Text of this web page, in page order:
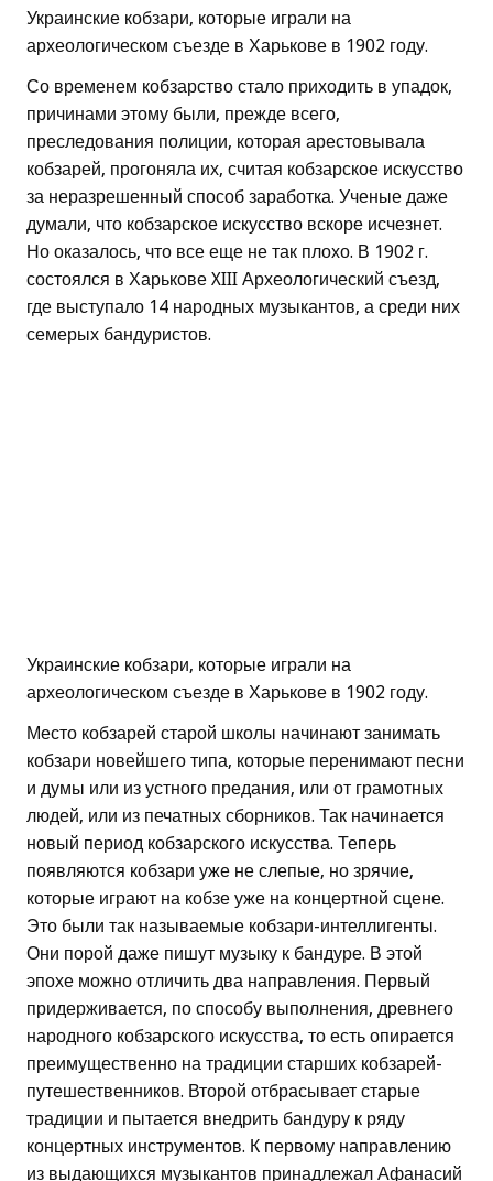
Украинские кобзари, которые играли на
археологическом съезде в Харькове в 1902 году.
Со временем кобзарство стало приходить в упадок,
причинами этому были, прежде всего,
преследования полиции, которая арестовывала
кобзарей, прогоняла их, считая кобзарское искусство
за неразрешенный способ заработка. Ученые даже
думали, что кобзарское искусство вскоре исчезнет.
Но оказалось, что все еще не так плохо. В 1902 г.
состоялся в Харькове XIII Археологический съезд,
где выступало 14 народных музыкантов, а среди них
семерых бандуристов.
Украинские кобзари, которые играли на
археологическом съезде в Харькове в 1902 году.
Место кобзарей старой школы начинают занимать
кобзари новейшего типа, которые перенимают песни
и думы или из устного предания, или от грамотных
людей, или из печатных сборников. Так начинается
новый период кобзарского искусства. Теперь
появляются кобзари уже не слепые, но зрячие,
которые играют на кобзе уже на концертной сцене.
Это были так называемые кобзари-интеллигенты.
Они порой даже пишут музыку к бандуре. В этой
эпохе можно отличить два направления. Первый
придерживается, по способу выполнения, древнего
народного кобзарского искусства, то есть опирается
преимущественно на традиции старших кобзарей-
путешественников. Второй отбрасывает старые
традиции и пытается внедрить бандуру к ряду
концертных инструментов. К первому направлению
из выдающихся музыкантов принадлежал Афанасий